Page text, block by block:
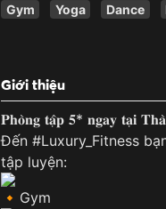
Gym Yoga Dance
Giới thiệu
𝐏𝐡𝐨̀𝐧𝐠 𝐭𝐚̣̂𝐩 𝟓* 𝐧𝐠𝐚𝐲 𝐭𝐚̣𝐢
Đến #Luxury_Fitness
tập luyện:
Gym